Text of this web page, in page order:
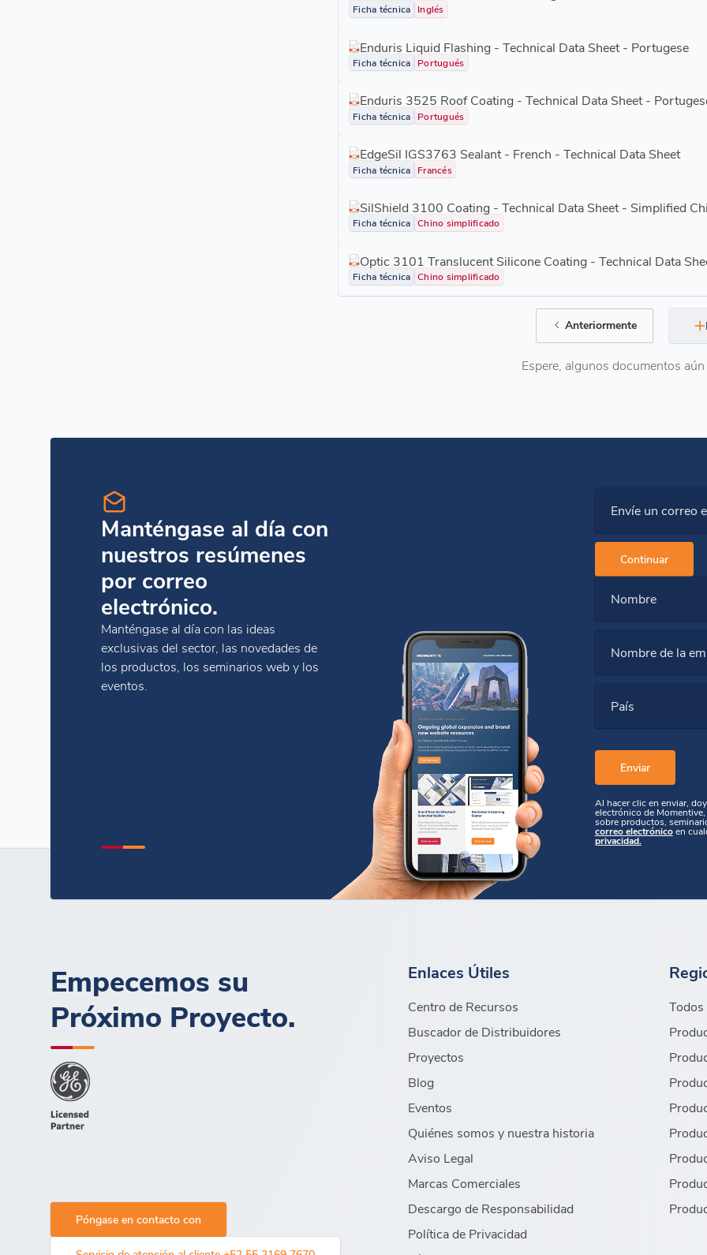
Ficha técnica Inglés
Enduris Liquid Flashing - Technical Data Sheet - Portugese
Ficha técnica Portugués
Enduris 3525 Roof Coating - Technical Data Sheet -
Ficha técnica Portugués
EdgeSil IGS3763 Sealant - French - Technical Data Sheet
Ficha técnica Francés
SilShield 3100 Coating - Technical Data Sheet - Simplified
Ficha técnica Chino simplificado
Optic 3101 Translucent Silicone Coating - Technical Data
Ficha técnica Chino simplificado
Anteriormente
Espere, algunos documentos
Manténgase al día con
nuestros resúmenes
por correo
electrónico.
Manténgase al día con las ideas
exclusivas del sector, las novedades de
los productos, los seminarios web y los
eventos.
Envíe un correo
Continuar
Nombre
Nombre de la
País
Al hacer clic en enviar,
electrónico de
sobre productos,
correo electrónicoen
privacidad.
Empecemos su
Próximo Proyecto.
Póngase en contacto con
Enlaces Útiles
Centro de Recursos
Buscador de Distribuidores
Proyectos
Blog
Eventos
Quiénes somos y nuestra historia
Aviso Legal
Marcas Comerciales
Descargo de Responsabilidad
Política de Privacidad